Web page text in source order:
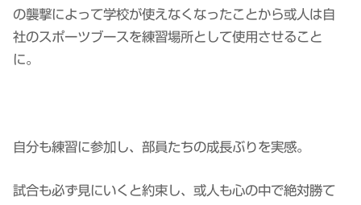
の襲撃によって学校が使えなくなったことから或人は自
社のスポーツブースを練習場所として使用させること
に。
自分も練習に参加し、部員たちの成長ぶりを実感。
試合も必ず見にいくと約束し、或人も心の中で絶対勝て